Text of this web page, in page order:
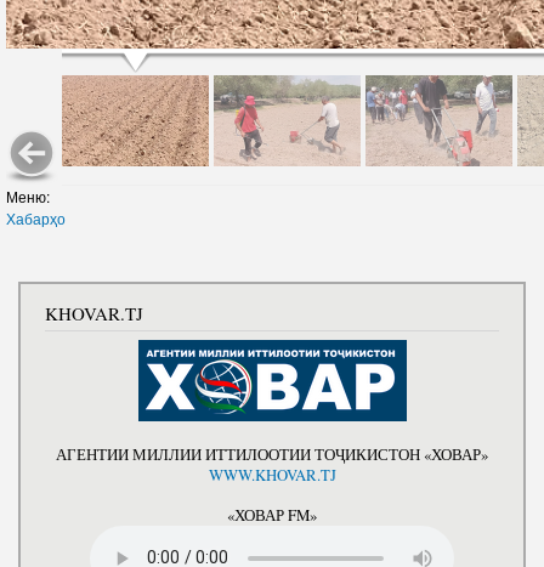
Меню:
Хабарҳо
KHOVAR.TJ
АГЕНТИИ МИЛЛИИ ИТТИЛООТИИ ТОҶИКИСТОН «ХОВАР»
WWW.KHOVAR.TJ
«ХОВАР FM»